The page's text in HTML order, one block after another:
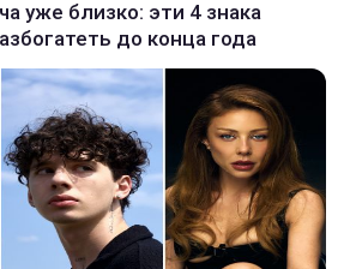
уже близко: эти 4 знака
до конца года